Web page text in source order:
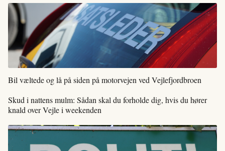
Bil væltede og lå på siden på motorvejen ved Vejlefjordbroen
Skud i nattens mulm: Sådan skal du forholde dig, hvis du hører
knald over Vejle i weekenden